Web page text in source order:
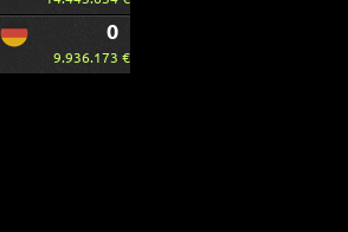
0
9.936.173 €